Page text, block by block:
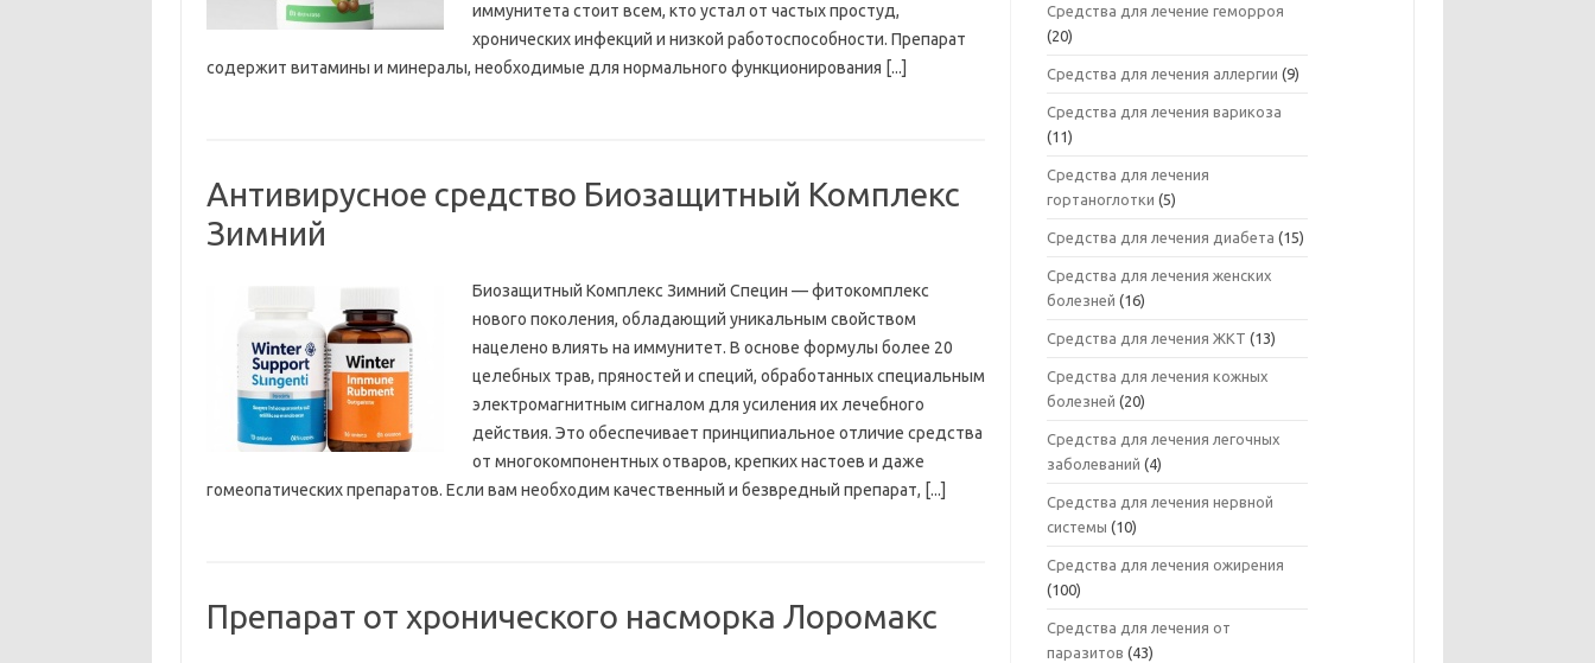
иммунитета стоит всем, кто устал от частых простуд,
хронических инфекций и низкой работоспособности. Препарат
содержит витамины и минералы, необходимые для нормального функционирования [...]
Антивирусное средство Биозащитный Комплекс
Зимний
Биозащитный Комплекс Зимний Специн — фитокомплекс
нового поколения, обладающий уникальным свойством
нацелено влиять на иммунитет. В основе формулы более 20
целебных трав, пряностей и специй, обработанных специальным
электромагнитным сигналом для усиления их лечебного
действия. Это обеспечивает принципиальное отличие средства
от многокомпонентных отваров, крепких настоев и даже
гомеопатических препаратов. Если вам необходим качественный и безвредный препарат, [...]
Препарат от хронического насморка Лоромакс
Средства для лечение геморроя
(20)
Средства для лечения аллергии (9)
Средства для лечения варикоза
(11)
Средства для лечения
гортаноглотки (5)
Средства для лечения диабета (15)
Средства для лечения женских
болезней (16)
Средства для лечения ЖКТ (13)
Средства для лечения кожных
болезней (20)
Средства для лечения легочных
заболеваний (4)
Средства для лечения нервной
системы (10)
Средства для лечения ожирения
(100)
Средства для лечения от
паразитов (43)